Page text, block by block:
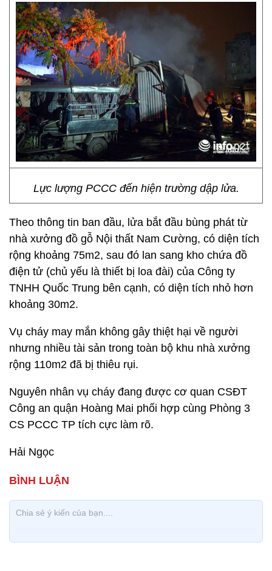
Lực lượng PCCC đến hiện trường dập lửa.
Theo thông tin ban đầu, lửa bắt đầu bùng phát từ
nhà xưởng đồ gỗ Nội thất Nam Cường, có diện tích
rộng khoảng 75m2, sau đó lan sang kho chứa đồ
điện tử (chủ yếu là thiết bị loa đài) của Công ty
TNHH Quốc Trung bên cạnh, có diện tích nhỏ hơn
khoảng 30m2.
Vụ cháy may mắn không gây thiệt hại về người
nhưng nhiều tài sản trong toàn bộ khu nhà xưởng
rộng 110m2 đã bị thiêu rụi.
Nguyên nhân vụ cháy đang được cơ quan CSĐT
Công an quận Hoàng Mai phối hợp cùng Phòng 3
CS PCCC TP tích cực làm rõ.
Hải Ngọc